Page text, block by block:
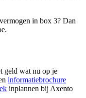
in box 3? Dan
geld wat nu op je
informatiebrochure
inplannen bij Axento